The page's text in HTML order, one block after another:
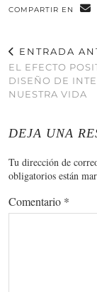
COMPARTIR EN
ENTRADA
EL EFECTO
DISEÑO DE
NUESTRA VIDA
DEJA UNA
Tu dirección de
obligatorios están
Comentario *